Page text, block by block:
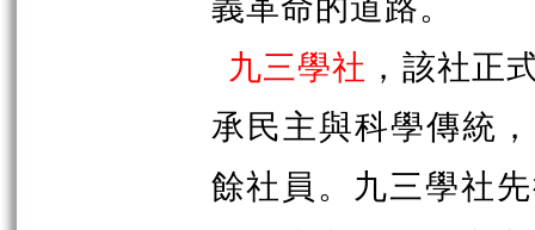
九三學社 ，該社正
承民主與科學傳統
餘社員。九三學社